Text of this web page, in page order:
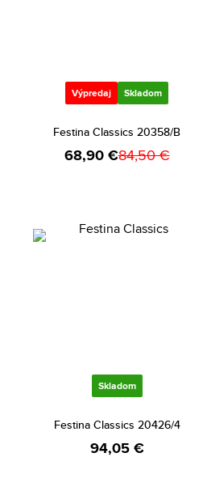
Výpredaj Skladom
Festina Classics 20358/B
68,90 €84,50 €
Skladom
Festina Classics 20426/4
94,05 €